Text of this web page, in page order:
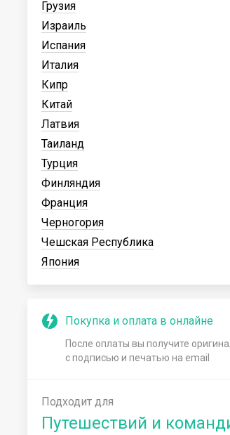
Грузия
Израиль
Испания
Италия
Кипр
Китай
Латвия
Таиланд
Турция
Финляндия
Франция
Черногория
Чешская Республика
Япония
Покупка и оплата в онлайне
После оплаты вы получите
с подписью и печатью на email
Подходит для
Путешествий и